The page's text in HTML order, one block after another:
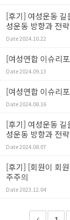
[후기] 여성운동 길
성운동 방향과 전
Date2024.10.22
[여성연합 이슈리
Date2024.09.13
[여성연합 이슈리
Date2024.08.16
[후기] 여성운동 길
성운동 방향과 전
Date2024.08.07
[후기] [회원이 회
주주의
Date2023.12.04